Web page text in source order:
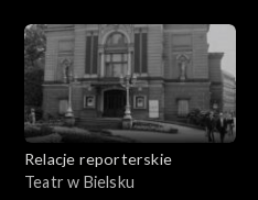
Relacje reporterskie
Teatr w Bielsku